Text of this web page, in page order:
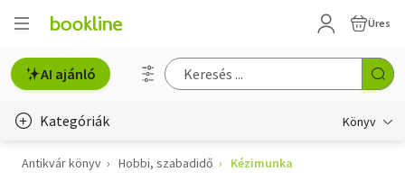
Üres
AI ajánló
Kategóriák Könyv
Életmód, egészség
Antikvár könyv Hobbi, szabadidő Kézimunka